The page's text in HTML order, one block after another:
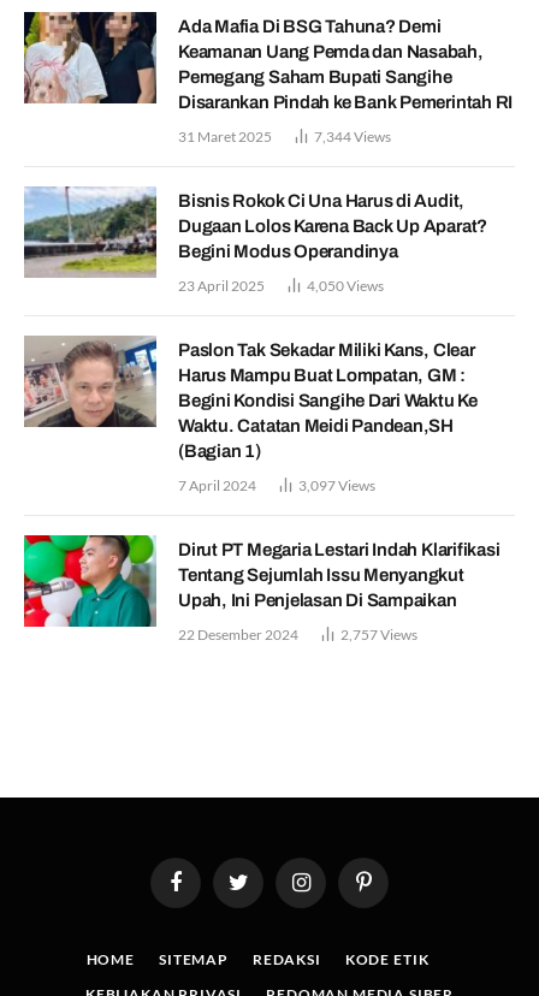
Ada Mafia Di BSG Tahuna? Demi
Keamanan Uang Pemda dan Nasabah,
Pemegang Saham Bupati Sangihe
Disarankan Pindah ke Bank Pemerintah RI
31 Maret 2025 7,344Views
Bisnis Rokok Ci Una Harus di Audit,
Dugaan Lolos Karena Back Up Aparat?
Begini Modus Operandinya
23 April 2025 4,050Views
Paslon Tak Sekadar Miliki Kans, Clear
Harus Mampu Buat Lompatan, GM :
Begini Kondisi Sangihe Dari Waktu Ke
Waktu. Catatan Meidi Pandean,SH
(Bagian 1)
7 April 2024 3,097Views
Dirut PT Megaria Lestari Indah Klarifikasi
Tentang Sejumlah Issu Menyangkut
Upah, Ini Penjelasan Di Sampaikan
22 Desember 2024 2,757Views
FacebookTwitter InstagramPinterest
HOME SITEMAP REDAKSI
KODE ETIK